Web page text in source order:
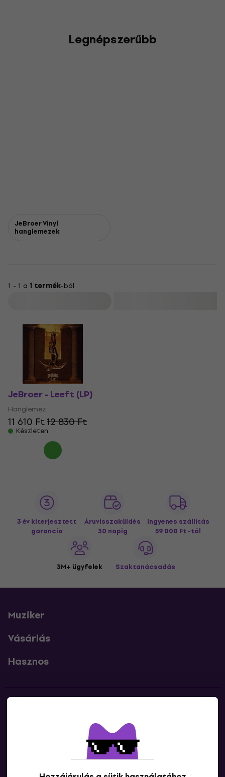
Legnépszerűbb
JeBroer Vinyl
hanglemezek
1 - 1 a 1 termék-ból
JeBroer - Leeft (LP)
Hanglemez
11 610 Ft12 830 Ft
Készleten
3 év kiterjesztett
garancia
Áruvisszaküldés
30 napig
Ingyenes szállítás
59 000 Ft -tól
3M+ ügyfelek Szaktanácsadás
Muziker
Vásárlás
Hasznos
Lépj kapcsolatba velünk